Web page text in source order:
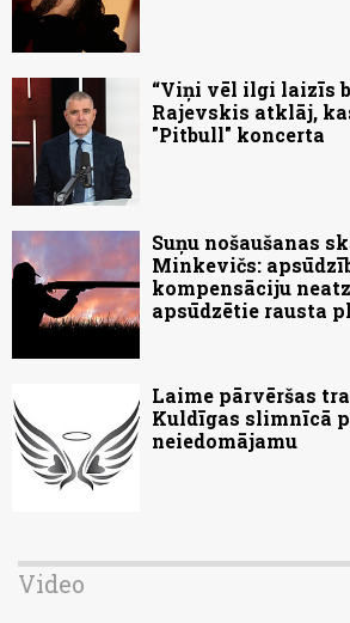
“Viņi vēl ilgi laizīs
Rajevskis atklāj,
"Pitbull" koncerta
Suņu nošaušanas
Minkevičs:
kompensāciju
apsūdzētie rausta
Laime pārvēršas
Kuldīgas slimnīcā
neiedomājamu
Video